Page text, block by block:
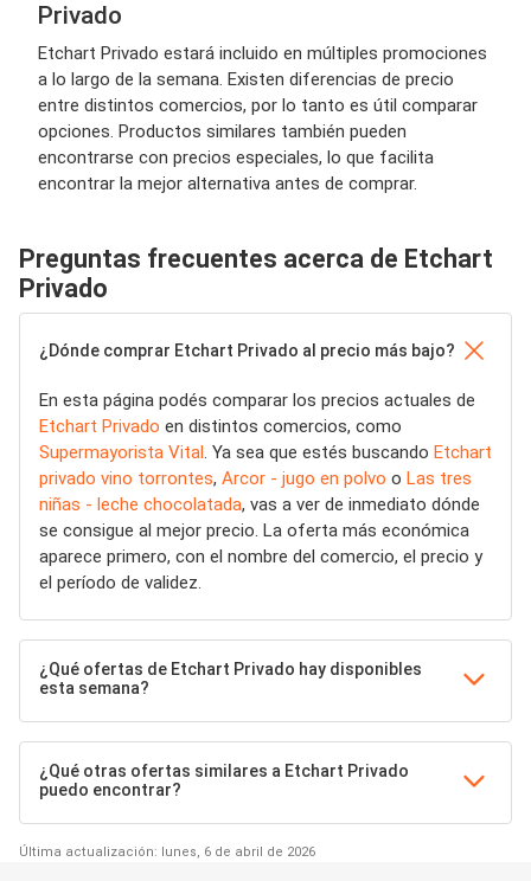
Privado
Etchart Privado estará incluido en múltiples promociones
a lo largo de la semana. Existen diferencias de precio
entre distintos comercios, por lo tanto es útil comparar
opciones. Productos similares también pueden
encontrarse con precios especiales, lo que facilita
encontrar la mejor alternativa antes de comprar.
Preguntas frecuentes acerca de Etchart
Privado
¿Dónde comprar Etchart Privado al precio más bajo?
En esta página podés comparar los precios actuales de
Etchart Privado en distintos comercios, como
Supermayorista Vital. Ya sea que estés buscando Etchart
privado vino torrontes, Arcor - jugo en polvo o Las tres
niñas - leche chocolatada, vas a ver de inmediato dónde
se consigue al mejor precio. La oferta más económica
aparece primero, con el nombre del comercio, el precio y
el período de validez.
¿Qué ofertas de Etchart Privado hay disponibles
esta semana?
¿Qué otras ofertas similares a Etchart Privado
puedo encontrar?
Última actualización: lunes, 6 de abril de 2026